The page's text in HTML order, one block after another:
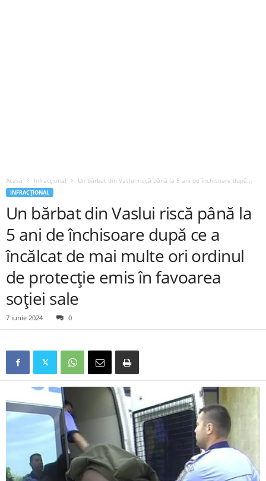
Acasă Infracțional Un bărbat din Vaslui riscă până la 5 ani de închisoare după...
INFRACȚIONAL
Un bărbat din Vaslui riscă până la
5 ani de închisoare după ce a
încălcat de mai multe ori ordinul
de protecție emis în favoarea
soției sale
7 iunie 2024 0